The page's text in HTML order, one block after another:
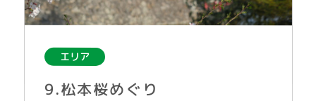
エリア
9.松本桜めぐり